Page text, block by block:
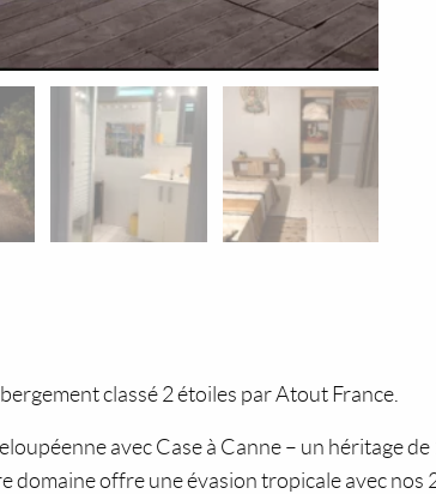
classé 2 étoiles par Atout France.
avec Case à Canne – un héritage de
domaine offre une évasion tropicale avec nos